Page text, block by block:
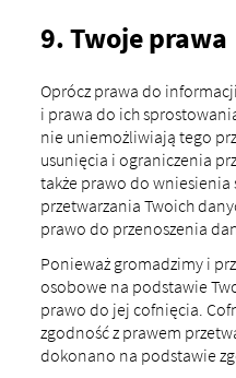
9. Twoje prawa
Oprócz prawa do
i prawa do ich
nie uniemożliwiają tego
usunięcia i ograniczenia
także prawo do wniesienia
przetwarzania Twoich
prawo do przenoszenia
Ponieważ gromadzimy i
osobowe na podstawie
prawo do jej cofnięcia.
zgodność z prawem
dokonano na podstawie